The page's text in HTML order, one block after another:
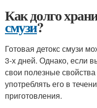
Как долго
смузи?
Готовая детокс смузи
3-х дней. Однако, если
свои полезные
употреблять его в
приготовления.